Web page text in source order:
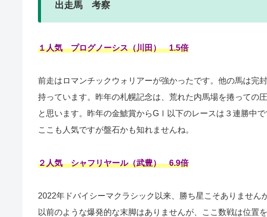
出走馬 考察
１人気 プログノーシス（川田） 1.5倍
前走はロマンチックウォリアーが強かったです。他の馬は完
持っています。昨年の札幌記念は、荒れた内馬場を捲っての
と思います。昨年の金鯱賞からGⅠ以下のレースは３連勝中
ここも人気ですが盤石かも知れませんね。
２人気 シャフリヤール（武豊） 6.9倍
2022年ドバイシーマクラシック以来、勝ち星こそありません
以前のような爆発的な末脚はありませんが、ここ数戦は位置